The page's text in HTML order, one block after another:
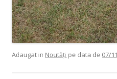
Adaugat in Noutăți pe data de 07/